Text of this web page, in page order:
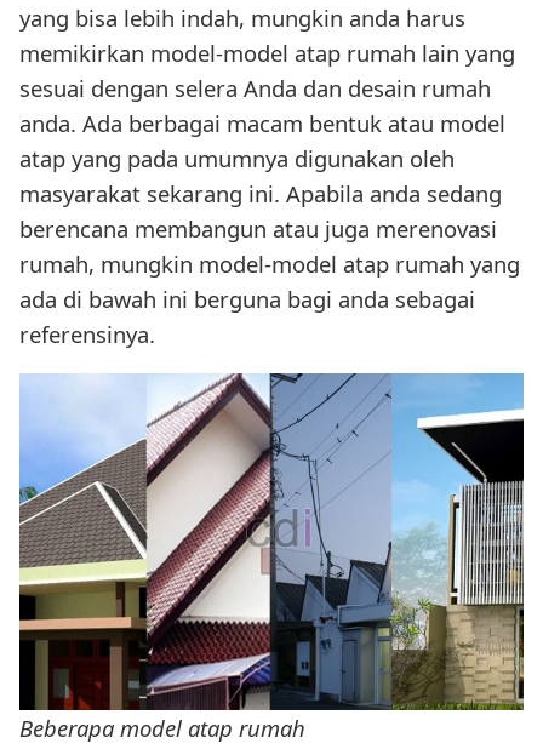
yang bisa lebih indah, mungkin anda harus
memikirkan model-model atap rumah lain yang
sesuai dengan selera Anda dan desain rumah
anda. Ada berbagai macam bentuk atau model
atap yang pada umumnya digunakan oleh
masyarakat sekarang ini. Apabila anda sedang
berencana membangun atau juga merenovasi
rumah, mungkin model-model atap rumah yang
ada di bawah ini berguna bagi anda sebagai
referensinya.
Beberapa model atap rumah